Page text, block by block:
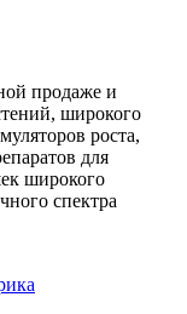
продаже и
широкого
роста,
для
широкого
спектра